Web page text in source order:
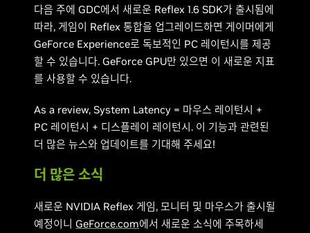
다음 주에 GDC에서 새로운 Reflex 1.6 SDK가 출시됨에
따라, 게임이 Reflex 통합을 업그레이드하면 게이머에게
GeForce Experience로 독보적인 PC 레이턴시를 제공
할 수 있습니다. GeForce GPU만 있으면 이 새로운 지표
를 사용할 수 있습니다.
As a review, System Latency = 마우스 레이턴시 +
PC 레이턴시 + 디스플레이 레이턴시. 이 기능과 관련된
더 많은 뉴스와 업데이트를 기대해 주세요!
더 많은 소식
새로운 NVIDIA Reflex 게임, 모니터 및 마우스가 출시될
예정이니 GeForce.com에서 새로운 소식에 주목하세